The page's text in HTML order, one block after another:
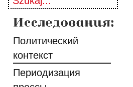
Политический
контекст
Периодизация